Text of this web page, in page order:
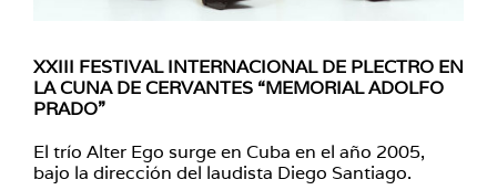
XXIII FESTIVAL INTERNACIONAL DE PLECTRO EN
LA CUNA DE CERVANTES “MEMORIAL ADOLFO
PRADO”
El trío Alter Ego surge en Cuba en el año 2005,
bajo la dirección del laudista Diego Santiago.